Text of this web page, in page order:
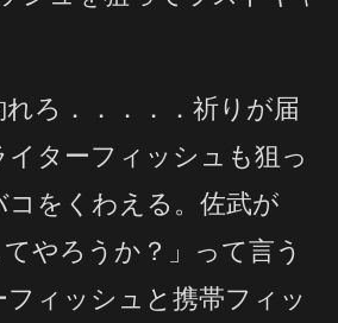
ろ．．．．．祈りが届
ターフィッシュも狙っ
をくわえる。佐武が
てやろうか？」って言う
ィッシュと携帯フィッ